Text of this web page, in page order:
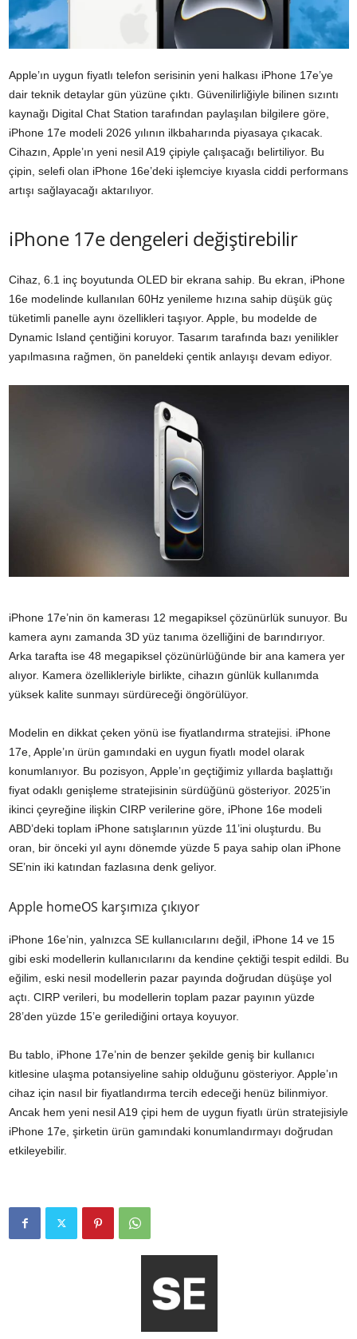
Apple’ın uygun fiyatlı telefon serisinin yeni halkası iPhone 17e’ye
dair teknik detaylar gün yüzüne çıktı. Güvenilirliğiyle bilinen sızıntı
kaynağı Digital Chat Station tarafından paylaşılan bilgilere göre,
iPhone 17e modeli 2026 yılının ilkbaharında piyasaya çıkacak.
Cihazın, Apple’ın yeni nesil A19 çipiyle çalışacağı belirtiliyor. Bu
çipin, selefi olan iPhone 16e’deki işlemciye kıyasla ciddi performans
artışı sağlayacağı aktarılıyor.
iPhone 17e dengeleri değiştirebilir
Cihaz, 6.1 inç boyutunda OLED bir ekrana sahip. Bu ekran, iPhone
16e modelinde kullanılan 60Hz yenileme hızına sahip düşük güç
tüketimli panelle aynı özellikleri taşıyor. Apple, bu modelde de
Dynamic Island çentiğini koruyor. Tasarım tarafında bazı yenilikler
yapılmasına rağmen, ön paneldeki çentik anlayışı devam ediyor.
iPhone 17e’nin ön kamerası 12 megapiksel çözünürlük sunuyor. Bu
kamera aynı zamanda 3D yüz tanıma özelliğini de barındırıyor.
Arka tarafta ise 48 megapiksel çözünürlüğünde bir ana kamera yer
alıyor. Kamera özellikleriyle birlikte, cihazın günlük kullanımda
yüksek kalite sunmayı sürdüreceği öngörülüyor.
Modelin en dikkat çeken yönü ise fiyatlandırma stratejisi. iPhone
17e, Apple’ın ürün gamındaki en uygun fiyatlı model olarak
konumlanıyor. Bu pozisyon, Apple’ın geçtiğimiz yıllarda başlattığı
fiyat odaklı genişleme stratejisinin sürdüğünü gösteriyor. 2025’in
ikinci çeyreğine ilişkin CIRP verilerine göre, iPhone 16e modeli
ABD’deki toplam iPhone satışlarının yüzde 11’ini oluşturdu. Bu
oran, bir önceki yıl aynı dönemde yüzde 5 paya sahip olan iPhone
SE’nin iki katından fazlasına denk geliyor.
Apple homeOS karşımıza çıkıyor
iPhone 16e’nin, yalnızca SE kullanıcılarını değil, iPhone 14 ve 15
gibi eski modellerin kullanıcılarını da kendine çektiği tespit edildi. Bu
eğilim, eski nesil modellerin pazar payında doğrudan düşüşe yol
açtı. CIRP verileri, bu modellerin toplam pazar payının yüzde
28’den yüzde 15’e gerilediğini ortaya koyuyor.
Bu tablo, iPhone 17e’nin de benzer şekilde geniş bir kullanıcı
kitlesine ulaşma potansiyeline sahip olduğunu gösteriyor. Apple’ın
cihaz için nasıl bir fiyatlandırma tercih edeceği henüz bilinmiyor.
Ancak hem yeni nesil A19 çipi hem de uygun fiyatlı ürün stratejisiyle
iPhone 17e, şirketin ürün gamındaki konumlandırmayı doğrudan
etkileyebilir.